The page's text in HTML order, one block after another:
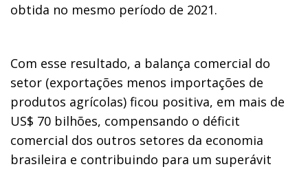
obtida no mesmo período de 2021.
Com esse resultado, a balança comercial do
setor (exportações menos importações de
produtos agrícolas) ficou positiva, em mais de
US$ 70 bilhões, compensando o déficit
comercial dos outros setores da economia
brasileira e contribuindo para um superávit